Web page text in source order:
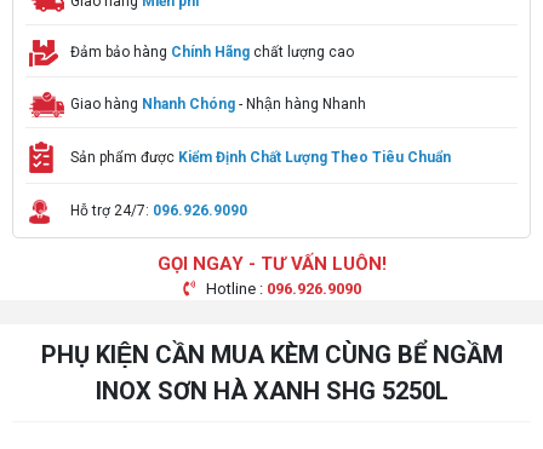
Đảm bảo hàng Chính Hãng chất lượng cao
Giao hàng Nhanh Chóng - Nhận hàng Nhanh
Sản phẩm được Kiểm Định Chất Lượng Theo Tiêu Chuẩn
Hỗ trợ 24/7: 096.926.9090
GỌI NGAY - TƯ VẤN LUÔN!
Hotline : 096.926.9090
PHỤ KIỆN CẦN MUA KÈM CÙNG BỂ NGẦM
INOX SƠN HÀ XANH SHG 5250L